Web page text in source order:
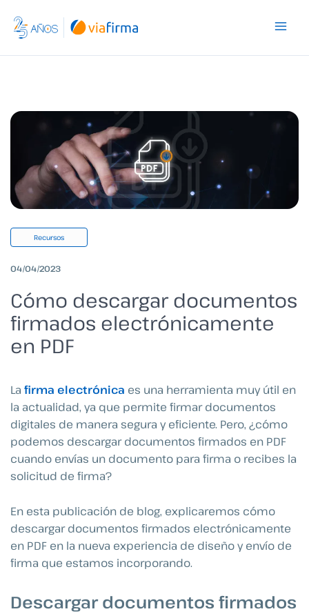
contenido
Recursos
04/04/2023
Cómo descargar documentos
firmados electrónicamente
en PDF
La firma electrónica es una herramienta muy útil en
la actualidad, ya que permite firmar documentos
digitales de manera segura y eficiente. Pero, ¿cómo
podemos descargar documentos firmados en PDF
cuando envías un documento para firma o recibes la
solicitud de firma?
En esta publicación de blog, explicaremos cómo
descargar documentos firmados electrónicamente
en PDF en la nueva experiencia de diseño y envío de
firma que estamos incorporando.
Descargar documentos firmados